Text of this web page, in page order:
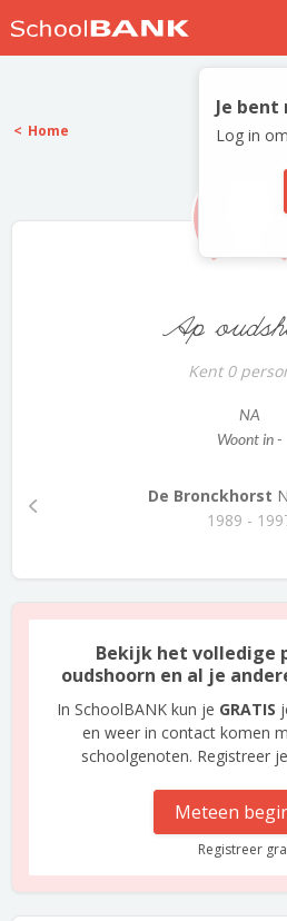
Nostalgische
Log in
Meld je gratis
Je
Log in
Home
Ap
Kent 0
NA
Woont in -
De Bronckhorst
1989 -
Bekijk het volledige
oudshoorn en al je
In SchoolBANK kun je GRATIS
en weer in contact komen
schoolgenoten. Registreer
Meteen
Registreer